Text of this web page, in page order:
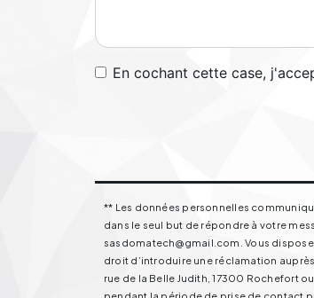
En cochant cette case,
** Les données personnelles
dans le seul but de répondre à votre
sasdomatech@gmail.com. Vous
droit d’introduire une réclamation
rue de la Belle Judith, 17300 Rochefort
pendant la période de prise de contact